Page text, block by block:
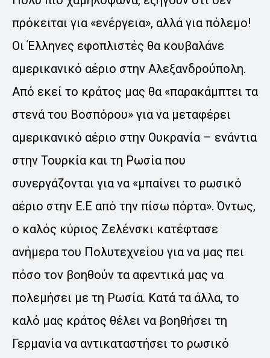
πρόκειται για «ενέργεια», αλλά για πόλεμο!
Οι Έλληνες εφοπλιστές θα κουβαλάνε
αμερικανικό αέριο στην Αλεξανδρούπολη.
Από εκεί το κράτος μας θα «παρακάμπτει τα
στενά του Βοσπόρου» για να μεταφέρει
αμερικανικό αέριο στην Ουκρανία – ενάντια
στην Τουρκία και τη Ρωσία που
συνεργάζονται για να «μπαίνει το ρωσικό
αέριο στην Ε.Ε από την πίσω πόρτα». Όντως,
ο καλός κύριος Ζελένσκι κατέφτασε
ανήμερα του Πολυτεχνείου για να μας πει
πόσο τον βοηθούν τα αφεντικά μας να
πολεμήσει με τη Ρωσία. Κατά τα άλλα, το
καλό μας κράτος θέλει να βοηθήσει τη
Γερμανία να αντικαταστήσει το ρωσικό